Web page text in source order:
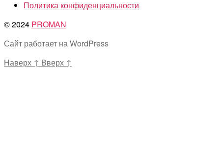
Политика конфиденциальности
© 2024 PROMAN
Сайт работает на WordPress
Наверх ↑ Вверх ↑